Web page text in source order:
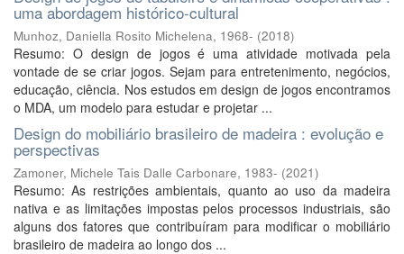
uma abordagem histórico-cultural
Munhoz, Daniella Rosito Michelena, 1968- (2018)
Resumo: O design de jogos é uma atividade motivada pela
vontade de se criar jogos. Sejam para entretenimento, negócios,
educação, ciência. Nos estudos em design de jogos encontramos
o MDA, um modelo para estudar e projetar ...
Design do mobiliário brasileiro de madeira : evolução e
perspectivas
Zamoner, Michele Tais Dalle Carbonare, 1983- (2021)
Resumo: As restrições ambientais, quanto ao uso da madeira
nativa e as limitações impostas pelos processos industriais, são
alguns dos fatores que contribuíram para modificar o mobiliário
brasileiro de madeira ao longo dos ...